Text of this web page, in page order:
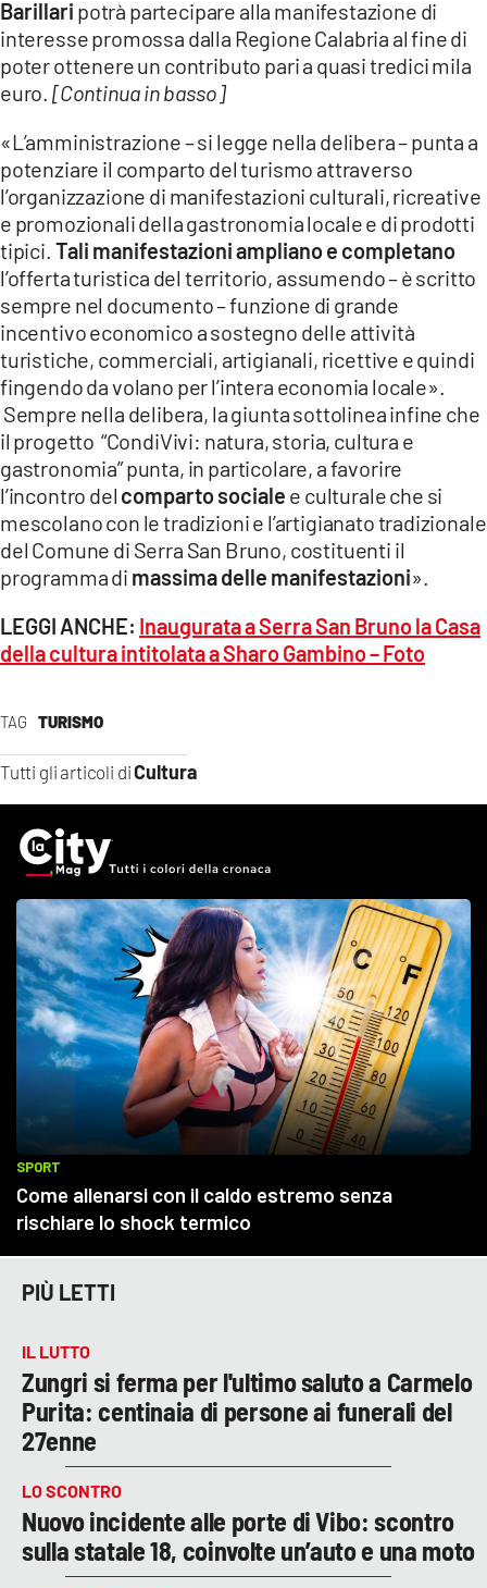
TAG TURISMO
Tutti gli articoli diCultura
Barillari potrà partecipare alla manifestazione di
interesse promossa dalla Regione Calabria al fine di
poter ottenere un contributo pari a quasi tredici mila
euro. [Continua in basso]
«L’amministrazione – si legge nella delibera – punta a
potenziare il comparto del turismo attraverso
l’organizzazione di manifestazioni culturali, ricreative
e promozionali della gastronomia locale e di prodotti
tipici. Tali manifestazioni ampliano e completano
l’offerta turistica del territorio, assumendo – è scritto
sempre nel documento – funzione di grande
incentivo economico a sostegno delle attività
turistiche, commerciali, artigianali, ricettive e quindi
fingendo da volano per l’intera economia locale».
Sempre nella delibera, la giunta sottolinea infine che
il progetto “CondiVivi: natura, storia, cultura e
gastronomia” punta, in particolare, a favorire
l’incontro del comparto sociale e culturale che si
mescolano con le tradizioni e l’artigianato tradizionale
del Comune di Serra San Bruno, costituenti il
programma di massima delle manifestazioni».
LEGGI ANCHE: Inaugurata a Serra San Bruno la Casa
della cultura intitolata a Sharo Gambino – Foto
PIÙ LETTI
IL LUTTO
Zungri si ferma per l'ultimo saluto a Carmelo
Purita: centinaia di persone ai funerali del
27enne
LO SCONTRO
Nuovo incidente alle porte di Vibo: scontro
sulla statale 18, coinvolte un’auto e una moto